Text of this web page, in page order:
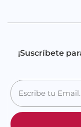
¡Suscríbete